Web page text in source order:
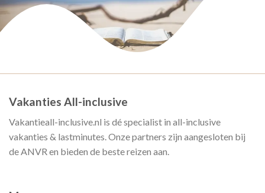
Vakanties All-inclusive
Vakantieall-inclusive.nl is dé specialist in all-inclusive
vakanties & lastminutes. Onze partners zijn aangesloten bij
de ANVR en bieden de beste reizen aan.